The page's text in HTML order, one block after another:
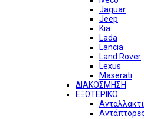
Jaguar
Jeep
Kia
Lada
Lancia
Land Rover
Lexus
Maserati
ΔΙΑΚΟΣΜΗΣΗ
ΕΞΩΤΕΡΙΚΟ